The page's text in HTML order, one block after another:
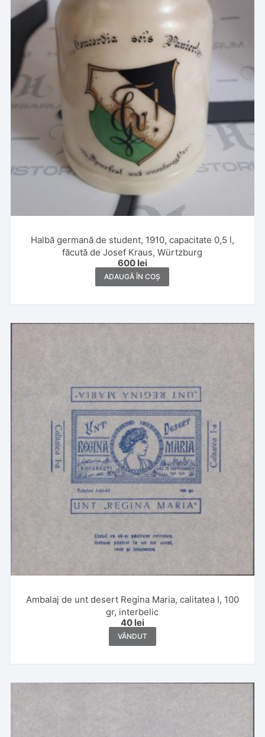
Halbă germană de student, 1910, capacitate 0,5 l,
făcută de Josef Kraus, Würtzburg
600 lei
ADAUGĂ ÎN COȘ
Ambalaj de unt desert Regina Maria, calitatea I, 100
gr, interbelic
40 lei
VÂNDUT